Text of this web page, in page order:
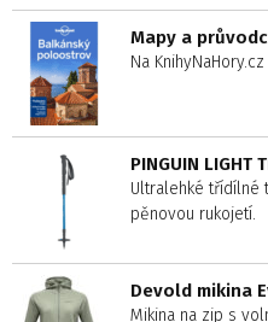
Mapy a
Na KnihyNaHory.cz
PINGUIN LIGHT
Ultralehké třídílné
pěnovou rukojetí.
Devold mikina
Mikina na zip s